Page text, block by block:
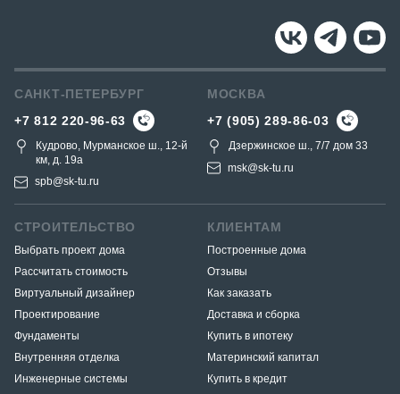
САНКТ-ПЕТЕРБУРГ
+7 812 220-96-63
Кудрово, Мурманское ш., 12-й
км, д. 19a
spb@sk-tu.ru
МОСКВА
+7 (905) 289-86-03
Дзержинское ш., 7/7 дом 33
msk@sk-tu.ru
СТРОИТЕЛЬСТВО
Выбрать проект дома
Рассчитать стоимость
Виртуальный дизайнер
Проектирование
Фундаменты
Внутренняя отделка
Инженерные системы
КЛИЕНТАМ
Построенные дома
Отзывы
Как заказать
Доставка и сборка
Купить в ипотеку
Материнский капитал
Купить в кредит